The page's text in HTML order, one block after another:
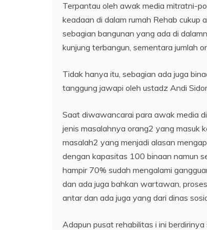
Terpantau oleh awak media mitratni-
keadaan di dalam rumah Rehab cukup
sebagian bangunan yang ada di
kunjung terbangun, sementara jumlah
Tidak hanya itu, sebagian ada juga
tanggung jawapi oleh ustadz Andi
Saat diwawancarai para awak media
jenis masalahnya orang2 yang masuk
masalah2 yang menjadi alasan
dengan kapasitas 100 binaan namun
hampir 70% sudah mengalami
dan ada juga bahkan wartawan,
antar dan ada juga yang dari dinas
Adapun pusat rehabilitas i ini